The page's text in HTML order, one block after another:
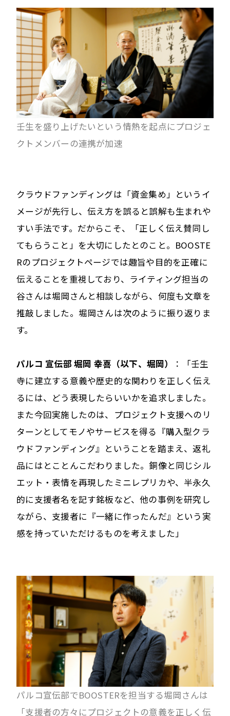
壬生を盛り上げたいという情熱を起点にプロジェ
クトメンバーの連携が加速
クラウドファンディングは「資金集め」というイ
メージが先行し、伝え方を誤ると誤解も生まれや
すい手法です。だからこそ、「正しく伝え賛同し
てもらうこと」を大切にしたとのこと。BOOSTE
Rのプロジェクトページでは趣旨や目的を正確に
伝えることを重視しており、ライティング担当の
谷さんは堀岡さんと相談しながら、何度も文章を
推敲しました。堀岡さんは次のように振り返りま
す。
パルコ 宣伝部 堀岡 幸喜（以下、堀岡）
：「壬生
寺に建立する意義や歴史的な関わりを正しく伝え
るには、どう表現したらいいかを追求しました。
また今回実施したのは、プロジェクト支援へのリ
ターンとしてモノやサービスを得る『購入型クラ
ウドファンディング』ということを踏まえ、返礼
品にはとことんこだわりました。銅像と同じシル
エット・表情を再現したミニレプリカや、半永久
的に支援者名を記す銘板など、他の事例を研究し
ながら、支援者に『一緒に作ったんだ』という実
感を持っていただけるものを考えました」
パルコ宣伝部でBOOSTERを担当する堀岡さんは
「支援者の方々にプロジェクトの意義を正しく伝